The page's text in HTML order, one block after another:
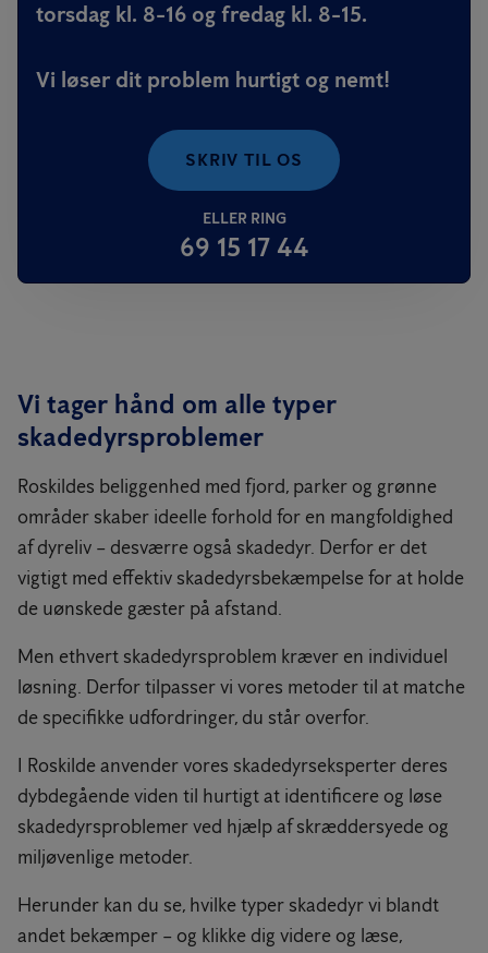
torsdag kl. 8-16 og fredag kl. 8-15.
Vi løser dit problem hurtigt og nemt!
SKRIV TIL OS
ELLER RING
69 15 17 44
Vi tager hånd om alle typer
skadedyrsproblemer
Roskildes beliggenhed med fjord, parker og grønne
områder skaber ideelle forhold for en mangfoldighed
af dyreliv – desværre også skadedyr. Derfor er det
vigtigt med effektiv skadedyrsbekæmpelse for at holde
de uønskede gæster på afstand.
Men ethvert skadedyrsproblem kræver en individuel
løsning. Derfor tilpasser vi vores metoder til at matche
de specifikke udfordringer, du står overfor.
I Roskilde anvender vores skadedyrseksperter deres
dybdegående viden til hurtigt at identificere og løse
skadedyrsproblemer ved hjælp af skræddersyede og
miljøvenlige metoder.
Herunder kan du se, hvilke typer skadedyr vi blandt
andet bekæmper – og klikke dig videre og læse,